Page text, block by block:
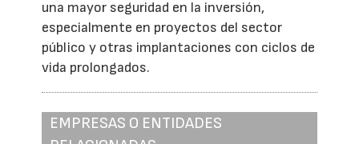
una mayor seguridad en la inversión,
especialmente en proyectos del sector
público y otras implantaciones con ciclos de
vida prolongados.
EMPRESAS O ENTIDADES